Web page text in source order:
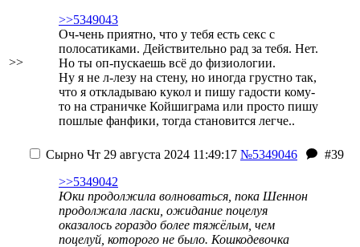
>>
>>5349043
Оч-чень приятно, что у тебя есть секс с
полосатиками. Действительно рад за тебя. Нет.
Но ты оп-пускаешь всё до физиологии.
Ну я не л-лезу на стену, но иногда грустно так,
что я откладываю кукол и пишу гадости кому-
то на страничке Койшиграма или просто пишу
пошлые фанфики, тогда становится легче..
Сырно Чт 29 августа 2024 11:49:17 №5349046
#39
>>5349042
Юки продолжила волноваться, пока Шеннон
продолжала ласки, ожидание поцелуя
оказалось гораздо более тяжёлым, чем
поцелуй, которого не было. Кошкодевочка